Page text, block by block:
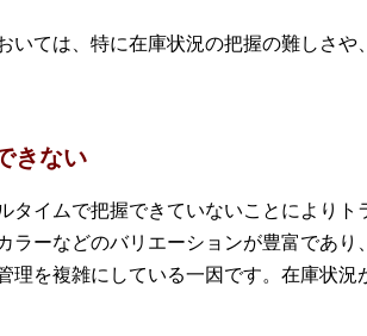
いては、特に在庫状況の把握の難しさ
きない
タイムで把握できていないことにより
ラーなどのバリエーションが豊富であ
理を複雑にしている一因です。在庫状